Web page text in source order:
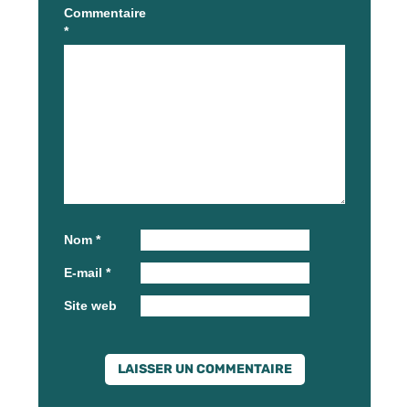
Commentaire
*
Nom *
E-mail *
Site web